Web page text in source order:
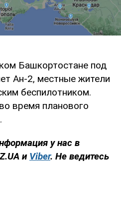
Башкортостане под
Ан-2, местные жители
беспилотником.
время планового
у нас в
и Viber. Не ведитесь